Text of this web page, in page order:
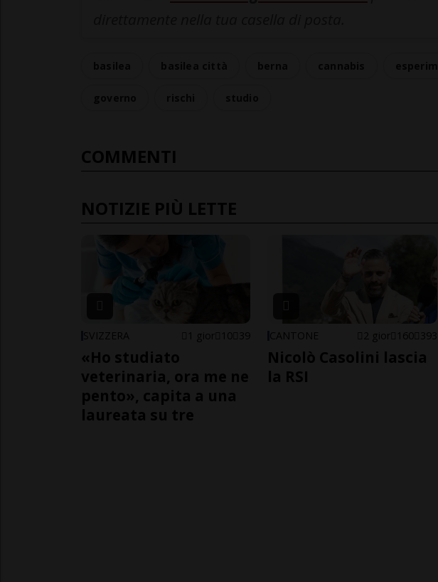
COMMENTI
NOTIZIE PIÙ LETTE
SVIZZERA 1 gior 10 39
«Ho studiato
veterinaria, ora me ne
pento», capita a una
laureata su tre
CANTONE 2 gior 160 393
Nicolò Casolini lascia
la RSI